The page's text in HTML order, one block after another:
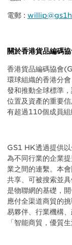
電郵 :
關於香港貨品編碼
香港貨品編碼協會
環球組織的香港分
發和推動全球標準
位置及資產的重要
有超過110個成員組
GS1 HK透過提供以
為不同行業的企業
業之間的連繫。本
共享、可被搜索並
是物聯網的基礎，
應付全渠道商貿的
易夥伴、行業機構
「智能商貿，優質